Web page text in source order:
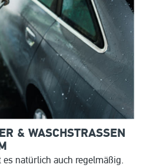
& WASCHSTRASSEN S
natürlich auch regelmäßig.